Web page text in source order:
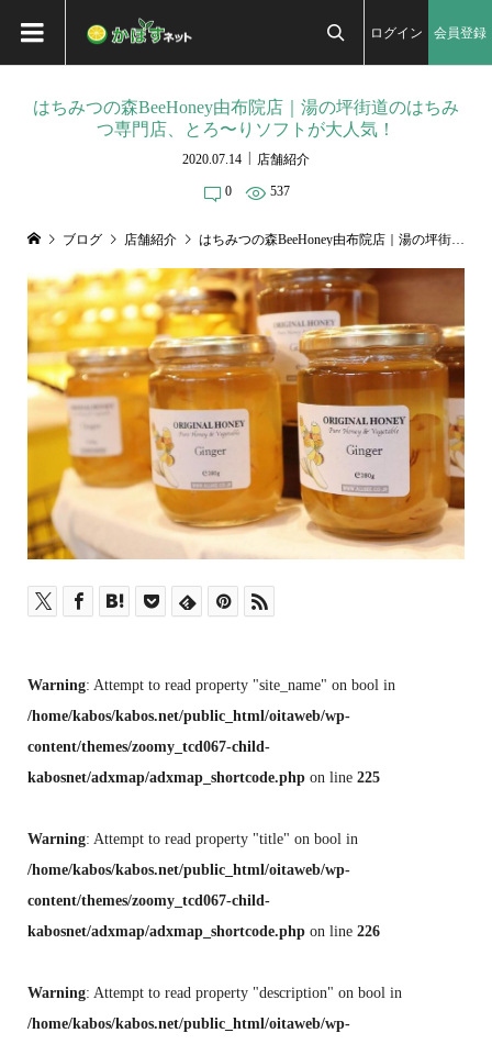

ログイン 会員登録
はちみつの森BeeHoney由布院店｜湯の坪街道のはちみ
つ専門店、とろ〜りソフトが大人気！
2020.07.14 店舗紹介
0 537
ブログ 店舗紹介 はちみつの森BeeHoney由布院店｜湯の坪街道のはちみつ専門店、とろ〜りソフトが大人気！
Warning: Attempt to read property "site_name" on bool in
/home/kabos/kabos.net/public_html/oitaweb/wp-
content/themes/zoomy_tcd067-child-
kabosnet/adxmap/adxmap_shortcode.phpon line 225
Warning: Attempt to read property "title" on bool in
/home/kabos/kabos.net/public_html/oitaweb/wp-
content/themes/zoomy_tcd067-child-
kabosnet/adxmap/adxmap_shortcode.phpon line 226
Warning: Attempt to read property "description" on bool in
/home/kabos/kabos.net/public_html/oitaweb/wp-